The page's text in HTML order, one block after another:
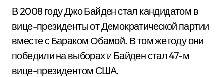
В 2008 году Джо Байден стал кандидатом в
вице-президенты от Демократической партии
вместе с Бараком Обамой. В том же году они
победили на выборах и Байден стал 47-м
вице-президентом США.